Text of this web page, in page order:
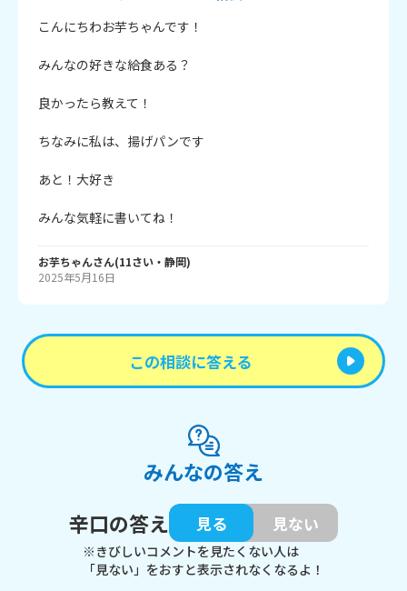
こんにちわお芋ちゃんです！
みんなの好きな給食ある？
良かったら教えて！
ちなみに私は、揚げパンです
あと！大好き
みんな気軽に書いてね！
お芋ちゃんさん(11さい・ 静岡)
2025年5月16日
この相談に答える
みんなの答え
辛口の答え
見る 見ない
※きびしいコメントを見たくない人は
「見ない」をおすと表示されなくなるよ！